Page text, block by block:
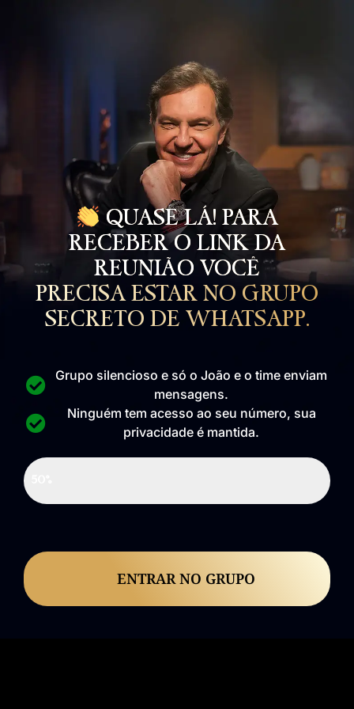
QUASE LÁ! PARA
RECEBER O LINK DA
REUNIÃO VOCÊ
PRECISA ESTAR NO GRUPO
SECRETO DE WHATSAPP.
Grupo silencioso e só o João e o time enviam
mensagens.
Ninguém tem acesso ao seu número, sua
privacidade é mantida.
ENTRAR NO GRUPO